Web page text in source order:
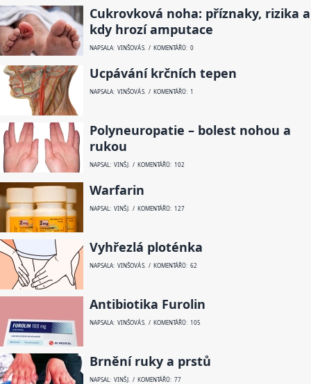
Cukrovková noha: příznaky, rizika a
kdy hrozí amputace
NAPSALA: VINŠOVÁ S. / KOMENTÁŘŮ: 0
Ucpávání krčních tepen
NAPSALA: VINŠOVÁ S. / KOMENTÁŘŮ: 1
Polyneuropatie – bolest nohou a
rukou
NAPSAL: VINŠ J. / KOMENTÁŘŮ: 102
Warfarin
NAPSAL: VINŠ J. / KOMENTÁŘŮ: 127
Vyhřezlá ploténka
NAPSALA: VINŠOVÁ S. / KOMENTÁŘŮ: 62
Antibiotika Furolin
NAPSALA: VINŠOVÁ S. / KOMENTÁŘŮ: 105
Brnění ruky a prstů
NAPSAL: VINŠ J. / KOMENTÁŘŮ: 77